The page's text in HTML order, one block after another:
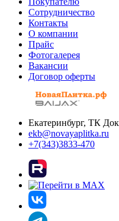
Сотрудничество
Контакты
О компании
Прайс
Фотогалерея
Вакансии
Договор оферты
Екатеринбург, ТК
ekb@novayaplitka.ru
+7(343)3833-470